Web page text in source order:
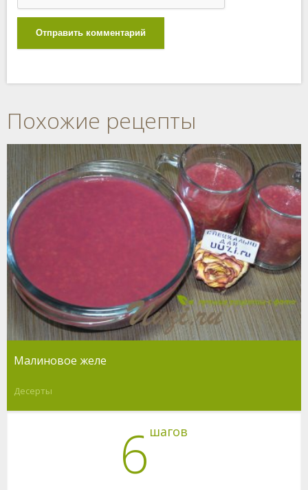
Отправить комментарий
Похожие рецепты
Малиновое желе
Десерты
6 шагов